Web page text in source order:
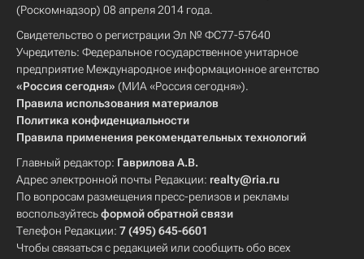
(Роскомнадзор) 08 апреля 2014 года.
Свидетельство о регистрации Эл № ФС77-57640
Учредитель: Федеральное государственное унитарное
предприятие Международное информационное агентство
«Россия сегодня» (МИА «Россия сегодня»).
Правила использования материалов
Политика конфиденциальности
Правила применения рекомендательных технологий
Главный редактор: Гаврилова А.В.
Адрес электронной почты Редакции: realty@ria.ru
По вопросам размещения пресс-релизов и рекламы
воспользуйтесьформой обратной связи
Телефон Редакции: 7 (495) 645-6601
Чтобы связаться с редакцией или сообщить обо всех